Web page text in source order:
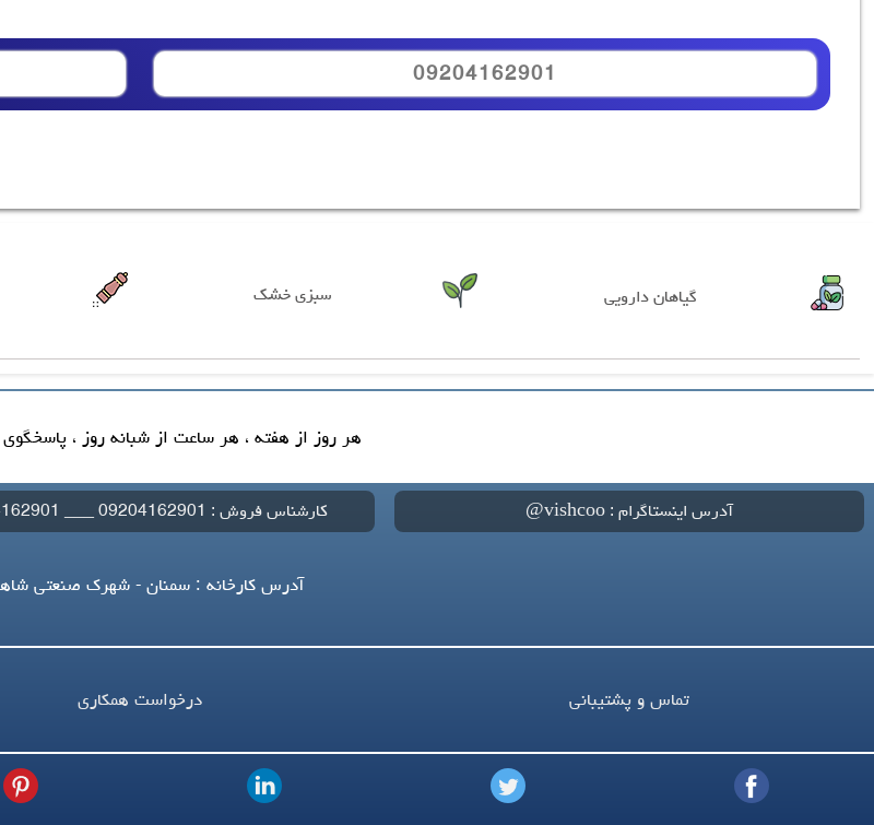
09204162901
گیاهان دارویی سبزی خشک
هر روز از هفته ، هر ساعت از شبانه روز ،
آدرس اینستاگرام : vishcoo@ کارشناس فروش : 09204162901 ___ 09904162901
آدرس کارخانه : سمنان - شهرک صنعتی
تماس و پشتیبانی درخواست همکاری